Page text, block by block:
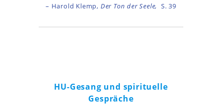
– Harold Klemp, Der Ton der Seele, S. 39
HU-Gesang und spirituelle
Gespräche